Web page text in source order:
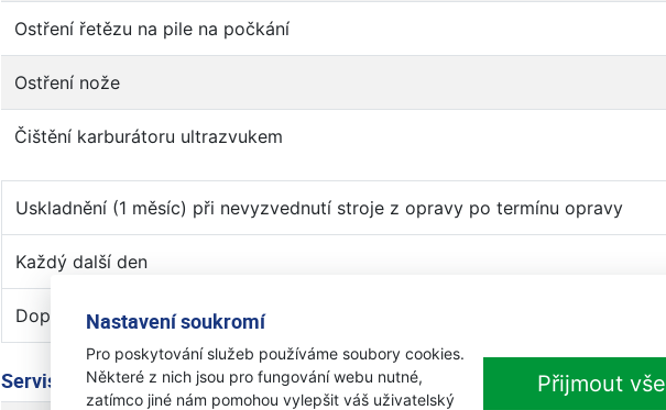
Nastavení soukromí
Pro poskytování služeb používáme soubory cookies.
Některé z nich jsou pro fungování webu nutné,
zatímco jiné nám pomohou vylepšit váš uživatelský
Přijmout vše
Ostření řetězu na pile na počkání
Ostření nože
Čištění karburátoru ultrazvukem
Uskladnění (1 měsíc) při nevyzvednutí stroje z opravy po termínu opravy
Každý další den
Doprava k zákazníkovi
Servisní poplatek za zjištění závady: